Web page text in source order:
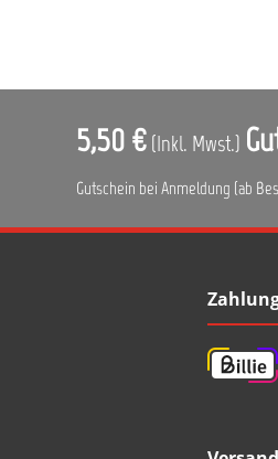
5,50 € (Inkl. Mwst.)
Gutschein bei Anmeldung (ab